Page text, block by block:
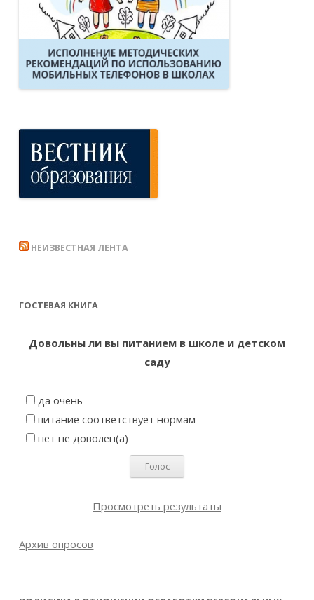
НЕИЗВЕСТНАЯ ЛЕНТА
ГОСТЕВАЯ КНИГА
Довольны ли вы питанием в школе и детском
саду
да очень
питание соответствует нормам
нет не доволен(а)
Просмотреть результаты
Архив опросов